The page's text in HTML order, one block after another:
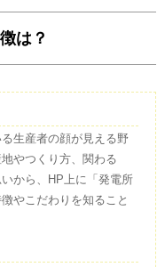
は？
生産者の顔が見える野
やつくり方、関わる
から、HP上に「発電所
やこだわりを知ること